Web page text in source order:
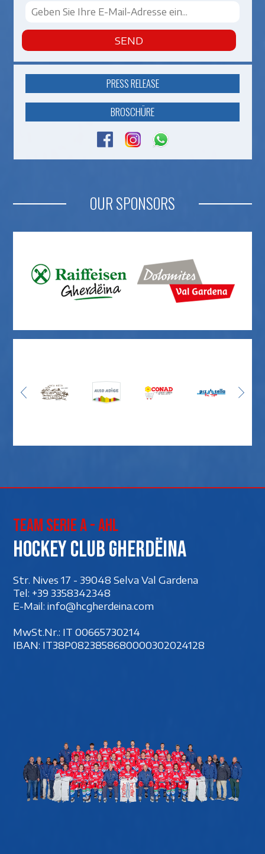
SEND
PRESS RELEASE
BROSCHÜRE
OUR SPONSORS
Team Serie A - AHL
Hockey club Gherdëina
Str. Nives 17 - 39048 Selva Val Gardena
Tel: +39 3358342348
E-Mail: info@hcgherdeina.com
MwSt.Nr.: IT 00‍665730214
IBAN: IT38P0823858680000302024128